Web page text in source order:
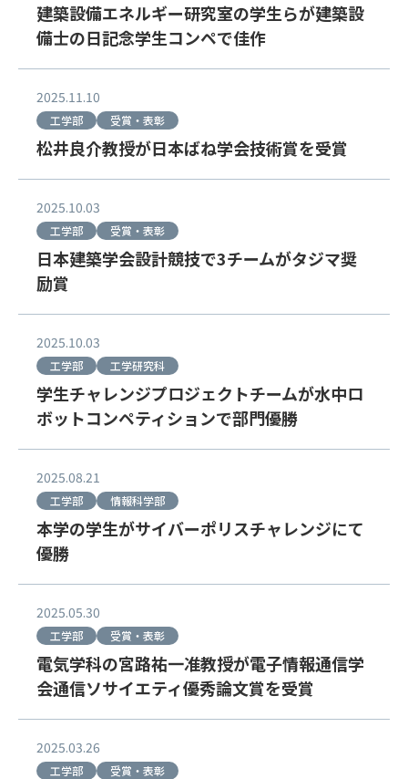
建築設備エネルギー研究室の学生らが建築設
備士の日記念学生コンペで佳作
2025.11.10
工学部 受賞・表彰
松井良介教授が日本ばね学会技術賞を受賞
2025.10.03
工学部 受賞・表彰
日本建築学会設計競技で3チームがタジマ奨
励賞
2025.10.03
工学部 工学研究科
学生チャレンジプロジェクトチームが水中ロ
ボットコンペティションで部門優勝
2025.08.21
工学部 情報科学部
本学の学生がサイバーポリスチャレンジにて
優勝
2025.05.30
工学部 受賞・表彰
電気学科の宮路祐一准教授が電子情報通信学
会通信ソサイエティ優秀論文賞を受賞
2025.03.26
工学部 受賞・表彰